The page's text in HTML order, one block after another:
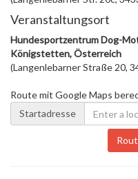
Veranstaltungsort
Hundesportzentrum Dog-
Königstetten, Österreich
(Langenlebarner Straße 20,
Route mit Google Maps
Startadresse